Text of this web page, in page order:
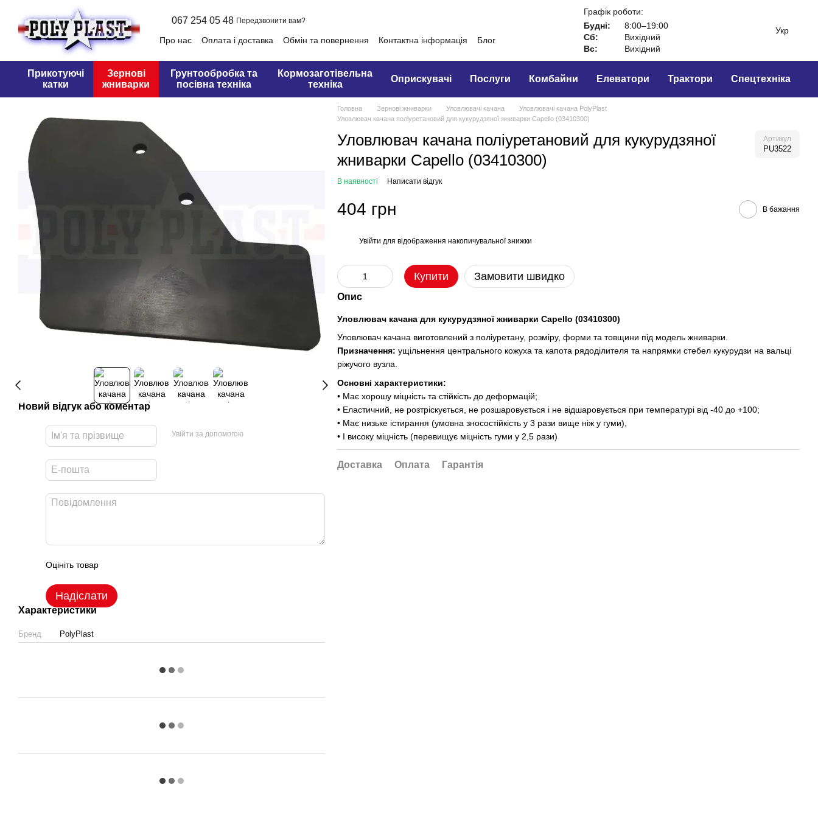
Перейти до основного контенту
067 254 05 48 Передзвонити вам?
Про нас Оплата і доставка Обмін та повернення Контактна інформація
Блог
Графік роботи:
Будні:
8:00–19:00
Сб:
Вихідний
Вс:
Вихідний
Укр
Прикотуючі
катки
Зернові
жниварки
Грунтообробка та
посівна техніка
Кормозаготівельна
техніка
Оприскувачі Послуги Комбайни Елеватори Трактори Спецтехніка
Новий відгук або коментар
Увійти за допомогою
Оцініть товар
Надіслати
Характеристики
Бренд PolyPlast
Головна Зернові жниварки Уловлювачі качана
Уловлювачі качана PolyPlast
Уловлювач качана поліуретановий для кукурудзяної жниварки Capello (03410300)
Уловлювач качана поліуретановий для кукурудзяної
жниварки Capello (03410300)
Артикул
PU3522
В наявності Написати відгук
404 грн В бажання
Увійти для відображення накопичувальної знижки
Купити Замовити швидко
Опис
Уловлювач качана для кукурудзяної жниварки Capello (03410300)
Уловлювач качана виготовлений з поліуретану, розміру, форми та товщини під модель жниварки.
Призначення: ущільнення центрального кожуха та капота рядоділителя та напрямки стебел кукурудзи на вальці
ріжучого вузла.
Основні характеристики:
• Має хорошу міцність та стійкість до деформацій;
• Еластичний, не розтріскується, не розшаровується і не відшаровується при температурі від -40 до +100;
• Має низьке істирання (умовна зносостійкість у 3 рази вище ніж у гуми),
• І високу міцність (перевищує міцність гуми у 2,5 рази)
Доставка Оплата Гарантія